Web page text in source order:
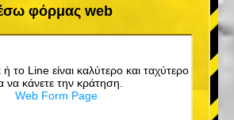
φόρμας web
το Line είναι καλύτερο και ταχύτερο
να κάνετε την κράτηση.
Web Form Page